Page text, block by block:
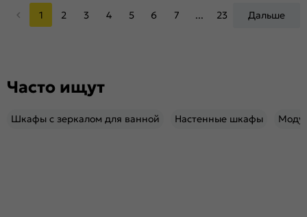
1 2 3 4 5 6 7 ... 23 Дальше
Часто ищут
Шкафы с зеркалом для ванной Настенные шкафы